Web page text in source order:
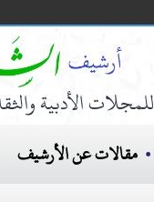
للمجلات الأدبية
مقالات عن الأرشيف